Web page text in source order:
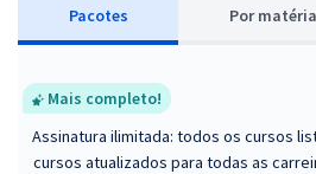
Pacotes Por matéria
Mais completo!
Assinatura ilimitada: todos os cursos
cursos atualizados para todas as